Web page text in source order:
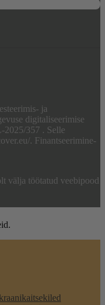
ja
digitaliseerimise
2025/357 . Selle
. Finantseerimine-
välja töötatud veebipood